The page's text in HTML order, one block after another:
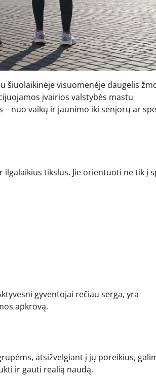
šiuolaikinėje visuomenėje daugelis
įvairios valstybės mastu
nuo vaikų ir jaunimo iki senjorų ar
tikslus. Jie orientuoti ne tik į
gyventojai rečiau serga, yra
apkrovą.
atsižvelgiant į jų poreikius,
ir gauti realią naudą.